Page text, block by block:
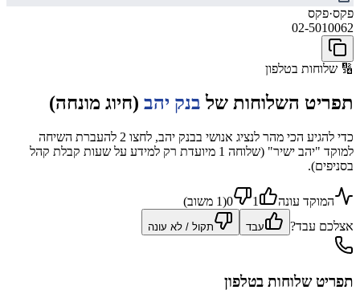
פקס·פקס
02-5010062
🔢 שלוחות בטלפון
תפריט השלוחות של בנק יהב (חיוג מונחה)
כדי להגיע הכי מהר לנציג אנושי בבנק יהב, לחצו 2 להעברת השיחה
למוקד "יהב ישיר" (שלוחה 1 מיועדת רק למידע על שעות קבלת קהל
בסניפים).
המוקד עונה 1
0
(
1 משוב)
אצלכם עבד?
עבד תקול / לא עונה
תפריט שלוחות בטלפון